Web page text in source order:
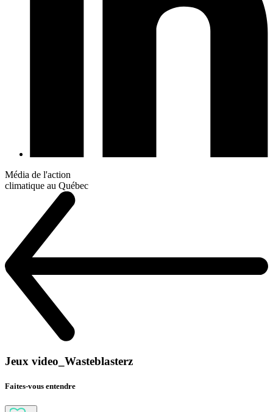
Média de l'action
climatique au Québec
Jeux video_Wasteblasterz
Faites-vous entendre